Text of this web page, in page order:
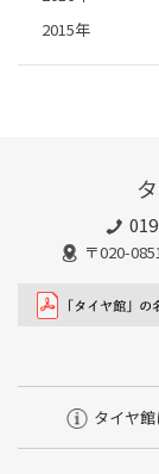
2015年
〒020-
タイヤ